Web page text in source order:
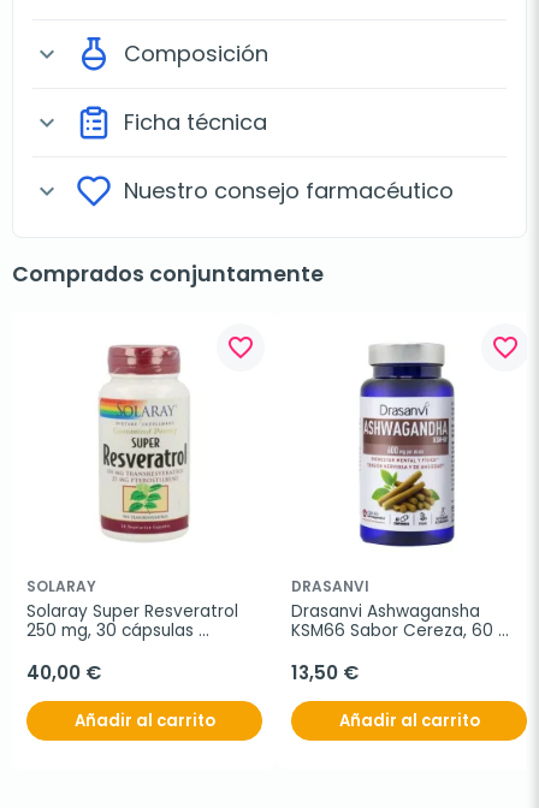
expand_more Composición
expand_more Ficha técnica
expand_more Nuestro consejo farmacéutico
Comprados conjuntamente
favorite_border
SOLARAY
Solaray Super Resveratrol
250 mg, 30 cápsulas
40,00 €
Añadir al carrito
favorite_border
DRASANVI
Drasanvi Ashwagansha
KSM66 Sabor Cereza, 60
13,50 €
Añadir al carrito